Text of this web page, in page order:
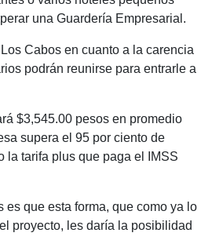
una Guardería Empresarial.
Cabos en cuanto a la carencia
podrán reunirse para entrarle a
$3,545.00 pesos en promedio
supera el 95 por ciento de
la tarifa plus que paga el IMSS
que esta forma, que como ya lo
proyecto, les daría la posibilidad